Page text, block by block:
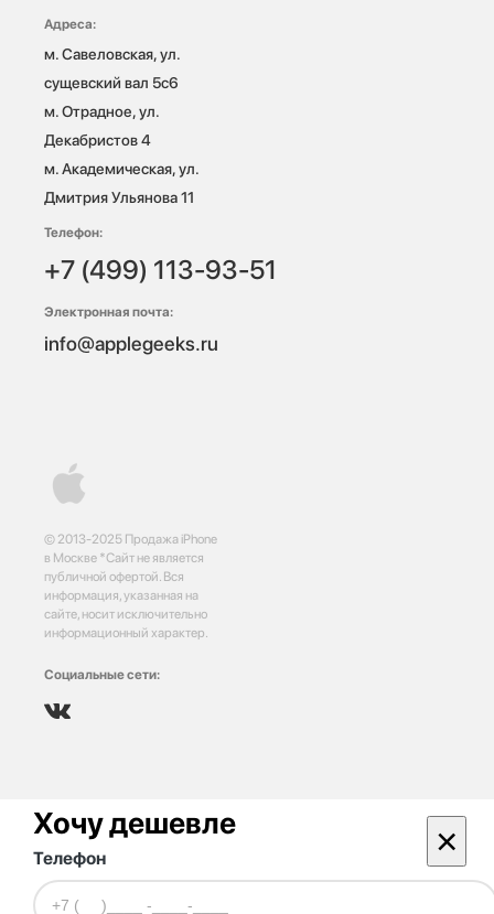
© 2013-2025 Продажа iPhone
в Москве *Сайт не является
публичной офертой. Вся
информация, указанная на
сайте, носит исключительно
информационный характер.
Социальные сети:
Адреса:
м. Савеловская, ул.
сущевский вал 5с6
м. Отрадное, ул.
Декабристов 4
м. Академическая, ул.
Дмитрия Ульянова 11
Телефон:
+7 (499) 113-93-51
Электронная почта:
info@applegeeks.ru
Хочу дешевле ×
Телефон